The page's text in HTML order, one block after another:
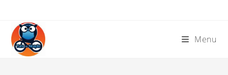
content
Menu